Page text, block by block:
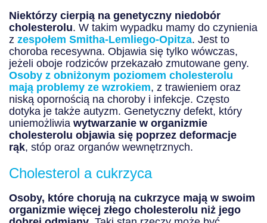
Niektórzy cierpią na genetyczny niedobór
cholesterolu. W takim wypadku mamy do czynienia
z zespołem Smitha-Lemliego-Opitza. Jest to
choroba recesywna. Objawia się tylko wówczas,
jeżeli oboje rodziców przekazało zmutowane geny.
Osoby z obniżonym poziomem cholesterolu
mają problemy ze wzrokiem, z trawieniem oraz
niską opornością na choroby i infekcje. Często
dotyka je także autyzm. Genetyczny defekt, który
uniemożliwia wytwarzanie w organizmie
cholesterolu objawia się poprzez deformacje
rąk, stóp oraz organów wewnętrznych.
Cholesterol a cukrzyca
Osoby, które chorują na cukrzyce mają w swoim
organizmie więcej złego cholesterolu niż jego